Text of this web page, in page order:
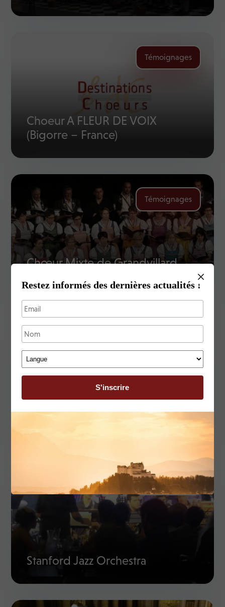
Restez informés des dernières actualités !
Témoignages
Choeur A FLEUR DE VOIX
(Bigorre – France)
Témoignages
Chœur Mixte de Grandvillard
Témoignages
Ensemble Vocal Côte Basque
Témoignages
Stanford Jazz Orchestra